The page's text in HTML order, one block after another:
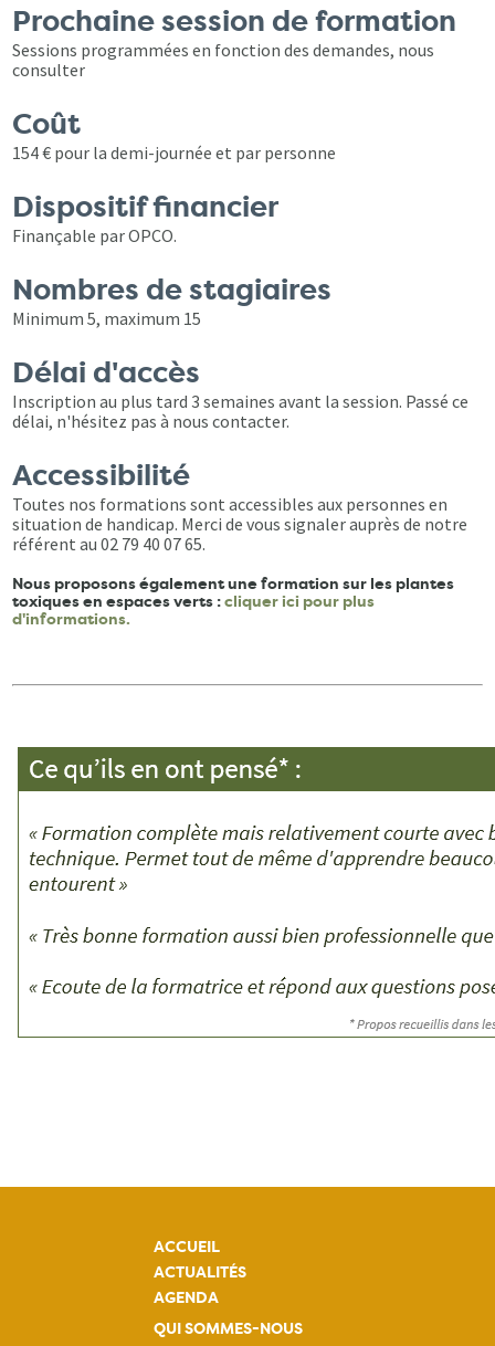
Prochaine session de formation
Sessions programmées en fonction des demandes, nous
consulter
Coût
154 € pour la demi-journée et par personne
Dispositif financier
Finançable par OPCO.
Nombres de stagiaires
Minimum 5, maximum 15
Délai d'accès
Inscription au plus tard 3 semaines avant la session. Passé ce
délai, n'hésitez pas à nous contacter.
Accessibilité
Toutes nos formations sont accessibles aux personnes en
situation de handicap. Merci de vous signaler auprès de notre
référent au 02 79 40 07 65.
Nous proposons également une formation sur les plantes
toxiques en espaces verts :cliquer ici pour plus
d'informations.
ACCUEIL
ACTUALITÉS
AGENDA
QUI SOMMES-NOUS